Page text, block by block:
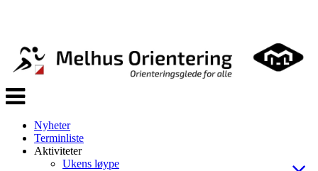
Veksle
navigasjon
Nyheter
Terminliste
Aktiviteter
Ukens løype